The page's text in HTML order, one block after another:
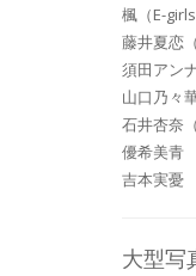
楓（E-girls
藤井夏恋
須田アン
山口乃々
石井杏奈
優希美青
吉本実憂
大型写